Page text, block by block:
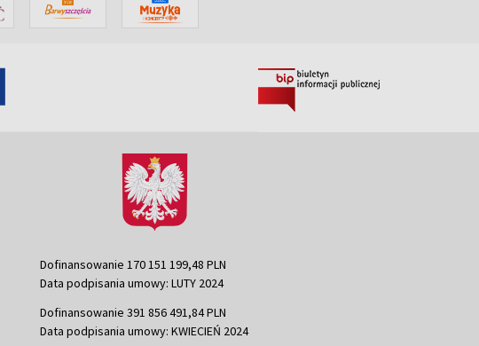
Dofinansowanie 170 151 199,48 PLN
Data podpisania umowy: LUTY 2024
Dofinansowanie 391 856 491,84 PLN
Data podpisania umowy: KWIECIEŃ 2024